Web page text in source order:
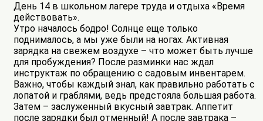
День 14 в школьном лагере труда и отдыха «Время
действовать».
Утро началось бодро! Солнце еще только
поднималось, а мы уже были на ногах. Активная
зарядка на свежем воздухе – что может быть лучше
для пробуждения? После разминки нас ждал
инструктаж по обращению с садовым инвентарем.
Важно, чтобы каждый знал, как правильно работать с
лопатой и граблями, ведь предстояла большая работа.
Затем – заслуженный вкусный завтрак. Аппетит
после зарядки был отменный! А после завтрака –